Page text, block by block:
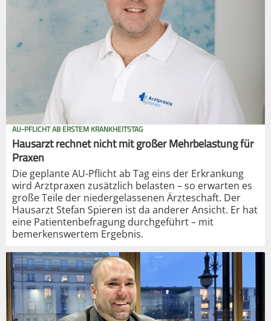
AU-PFLICHT AB ERSTEM KRANKHEITSTAG
Hausarzt rechnet nicht mit großer Mehrbelastung für
Praxen
Die geplante AU-Pflicht ab Tag eins der Erkrankung
wird Arztpraxen zusätzlich belasten – so erwarten es
große Teile der niedergelassenen Ärzteschaft. Der
Hausarzt Stefan Spieren ist da anderer Ansicht. Er hat
eine Patientenbefragung durchgeführt – mit
bemerkenswertem Ergebnis.